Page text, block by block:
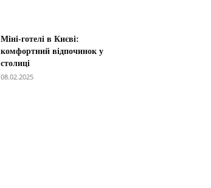
Міні-готелі в Києві:
комфортний відпочинок у
столиці
08.02.2025